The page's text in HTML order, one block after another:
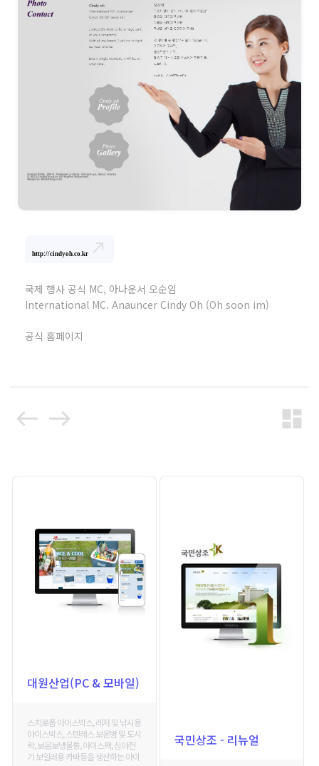
http://cindyoh.co.kr north_east
국제 행사 공식 MC, 아나운서 오순임
International MC. Anauncer Cindy Oh (Oh soon im)
공식 홈페이지
west east dashboard
대원산업(PC & 모바일)
스치로폼 아이스박스, 레저 및 낚시용
아이스박스, 스텐레스 보온병 및 도시
락, 보온보냉물통, 아이스팩, 심야전
기 보일러용 카바등을 생산하는 아이
국민상조 - 리뉴얼